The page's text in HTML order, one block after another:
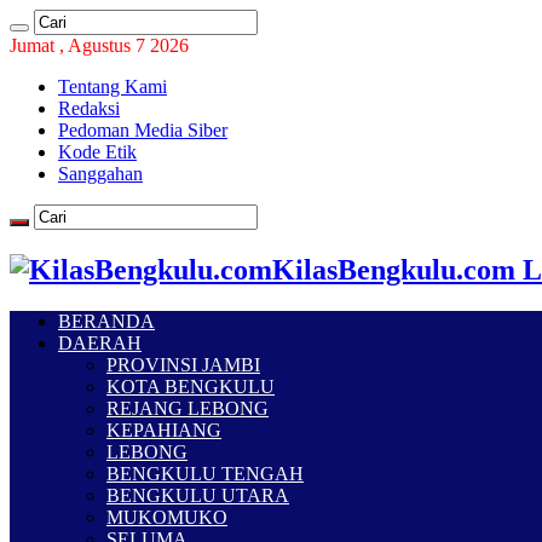
Jumat , Agustus 7 2026
Tentang Kami
Redaksi
Pedoman Media Siber
Kode Etik
Sanggahan
KilasBengkulu.com
BERANDA
DAERAH
PROVINSI JAMBI
KOTA BENGKULU
REJANG LEBONG
KEPAHIANG
LEBONG
BENGKULU TENGAH
BENGKULU UTARA
MUKOMUKO